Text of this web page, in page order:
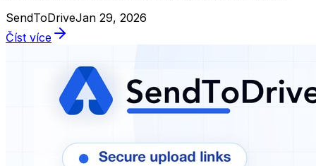
SendToDriveJan 29, 2026
Číst více